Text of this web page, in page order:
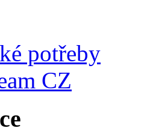
potřeby
CZ